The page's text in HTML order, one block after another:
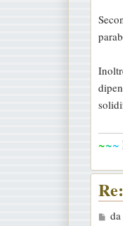
g
g
o
~~~
M
da